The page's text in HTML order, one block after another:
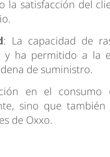
la satisfacción del
: La capacidad de
y ha permitido a la
de suministro.
en el
sino que
de Oxxo.